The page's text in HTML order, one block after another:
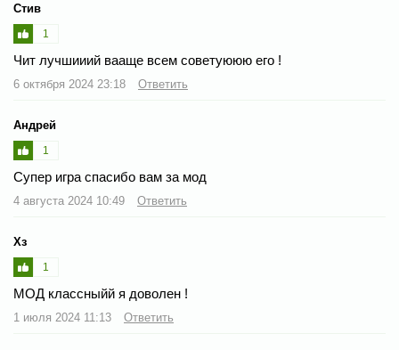
Стив
1
Чит лучшииий вааще всем советуююю его !
6 октября 2024 23:18 Ответить
Андрей
1
Супер игра спасибо вам за мод
4 августа 2024 10:49 Ответить
Хз
1
МОД классныйй я доволен !
1 июля 2024 11:13 Ответить